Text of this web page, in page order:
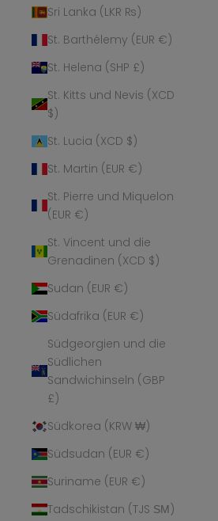
Sri Lanka (LKR ₨)
St. Barthélemy (EUR €)
St. Helena (SHP £)
St. Kitts und Nevis (XCD
$)
St. Lucia (XCD $)
St. Martin (EUR €)
St. Pierre und Miquelon
(EUR €)
St. Vincent und die
Grenadinen (XCD $)
Sudan (EUR €)
Südafrika (EUR €)
Südgeorgien und die
Südlichen
Sandwichinseln (GBP
£)
Südkorea (KRW ₩)
Südsudan (EUR €)
Suriname (EUR €)
Tadschikistan (TJS ЅМ)